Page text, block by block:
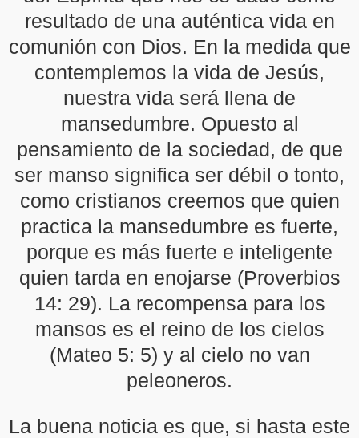
resultado de una auténtica vida en
comunión con Dios. En la medida que
contemplemos la vida de Jesús,
nuestra vida será llena de
mansedumbre. Opuesto al
pensamiento de la sociedad, de que
ser manso significa ser débil o tonto,
como cristianos creemos que quien
practica la mansedumbre es fuerte,
porque es más fuerte e inteligente
quien tarda en enojarse (Proverbios
14: 29). La recompensa para los
mansos es el reino de los cielos
(Mateo 5: 5) y al cielo no van
peleoneros.
La buena noticia es que, si hasta este